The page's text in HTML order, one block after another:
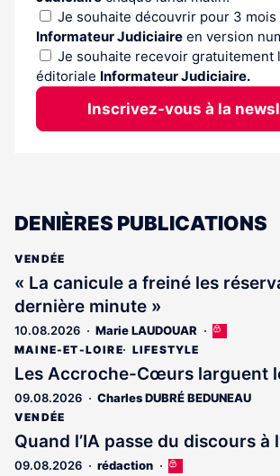
Je souhaite découvrir pour 3 mois
Informateur Judiciaire en version
Je souhaite recevoir gratuitement
éditoriale Informateur Judiciaire.
Inscrivez-vous à la
DENIÈRES PUBLICATIONS
VENDÉE
« La canicule a freiné les
dernière minute »
10.08.2026 Marie LAUDOUAR
Cet
réservé
aux
MAINE-ET-LOIRE LIFESTYLE
Les Accroche-Cœurs larguent
09.08.2026 Charles DUBRÉ BEDUNEAU
VENDÉE
Quand l’IA passe du discours à
09.08.2026 rédaction
Cet